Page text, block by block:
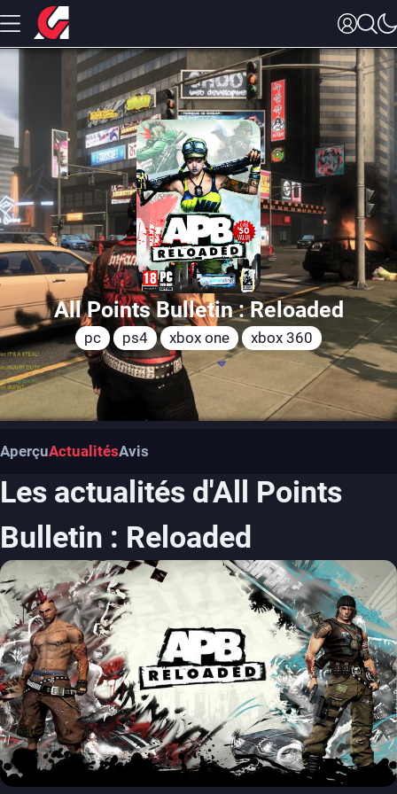
All Points Bulletin : Reloaded
pc ps4 xbox one xbox 360
AperçuActualitésAvis
Les actualités d'All Points
Bulletin : Reloaded